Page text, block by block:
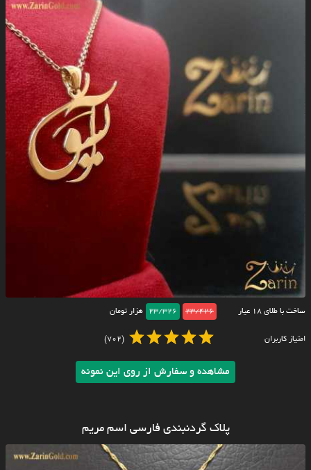
ساخت با طلای ۱۸ عیار 23/426
23/326 هزار تومان
امتیاز کاربران (702)
مشاهده و سفارش از روی این نمونه
پلاک گردنبندی فارسی اسم مریم